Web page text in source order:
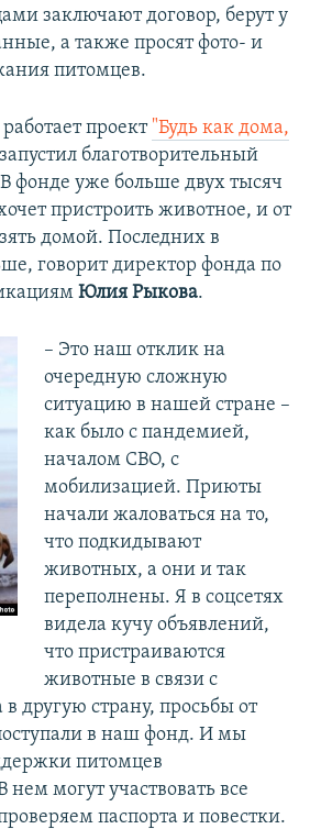
заключают договор, берут у
а также просят фото- и
питомцев.
проект "Будь как дома,
благотворительный
фонде уже больше двух тысяч
пристроить животное, и от
домой. Последних в
говорит директор фонда по
Юлия Рыкова.
– Это наш отклик на
очередную сложную
ситуацию в нашей стране –
как было с пандемией,
началом СВО, с
мобилизацией. Приюты
начали жаловаться на то,
что подкидывают
животных, а они и так
переполнены. Я в соцсетях
видела кучу объявлений,
что пристраиваются
животные в связи с
другую страну, просьбы от
в наш фонд. И мы
питомцев
могут участвовать все
паспорта и повестки.